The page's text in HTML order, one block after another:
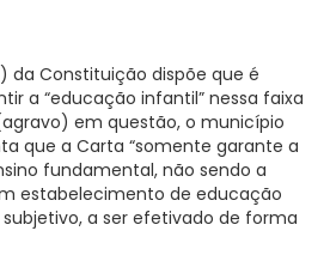
da Constituição dispõe que é
a “educação infantil” nessa faixa
em questão, o município
que a Carta “somente garante a
fundamental, não sendo a
estabelecimento de educação
a ser efetivado de forma